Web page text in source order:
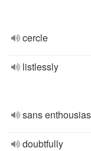
cercle
listlessly
sans
doubtfully